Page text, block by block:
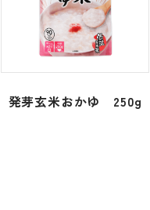
発芽玄米おかゆ 250g